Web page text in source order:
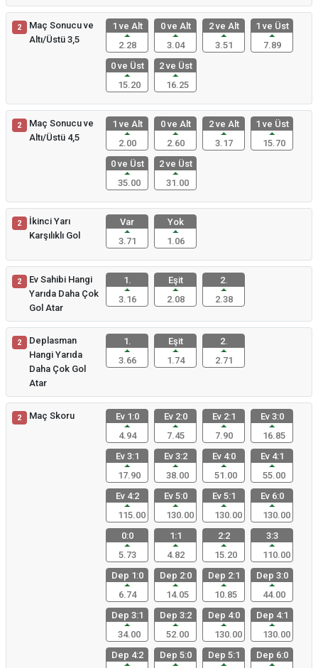
2
Maç Sonucu ve
Altı/Üstü 3,5
1 ve Alt
2.28
0 ve Alt
3.04
2 ve Alt
3.51
1 ve Üst
7.89
0 ve Üst
15.20
2 ve Üst
16.25
2
Maç Sonucu ve
Altı/Üstü 4,5
1 ve Alt
2.00
0 ve Alt
2.60
2 ve Alt
3.17
1 ve Üst
15.70
0 ve Üst
35.00
2 ve Üst
31.00
2
İkinci Yarı
Karşılıklı Gol
Var
3.71
Yok
1.06
2
Ev Sahibi Hangi
Yarıda Daha Çok
Gol Atar
1.
3.16
Eşit
2.08
2.
2.38
2
Deplasman
Hangi Yarıda
Daha Çok Gol
Atar
1.
3.66
Eşit
1.74
2.
2.71
2 Maç Skoru
Ev 1:0
4.94
Ev 2:0
7.45
Ev 2:1
7.90
Ev 3:0
16.85
Ev 3:1
17.90
Ev 3:2
38.00
Ev 4:0
51.00
Ev 4:1
55.00
Ev 4:2
115.00
Ev 5:0
130.00
Ev 5:1
130.00
Ev 6:0
130.00
0:0
5.73
1:1
4.82
2:2
15.20
3:3
110.00
Dep 1:0
6.74
Dep 2:0
14.05
Dep 2:1
10.85
Dep 3:0
44.00
Dep 3:1
34.00
Dep 3:2
52.00
Dep 4:0
130.00
Dep 4:1
130.00
Dep 4:2
Dep 5:0
Dep 5:1
Dep 6:0